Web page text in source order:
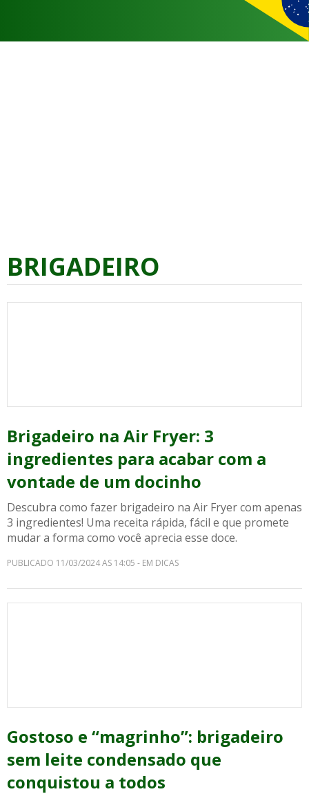
BRIGADEIRO
Brigadeiro na Air Fryer: 3
ingredientes para acabar com a
vontade de um docinho
Descubra como fazer brigadeiro na Air Fryer com apenas
3 ingredientes! Uma receita rápida, fácil e que promete
mudar a forma como você aprecia esse doce.
PUBLICADO 11/03/2024 AS 14:05 - EM DICAS
Gostoso e “magrinho”: brigadeiro
sem leite condensado que
conquistou a todos